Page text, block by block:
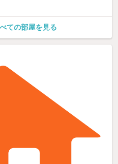
ての部屋を見る